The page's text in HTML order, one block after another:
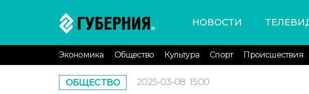
НОВОСТИ
Экономика Общество Культура Спорт Происшествия
ОБЩЕСТВО 2025-03-08 15:00